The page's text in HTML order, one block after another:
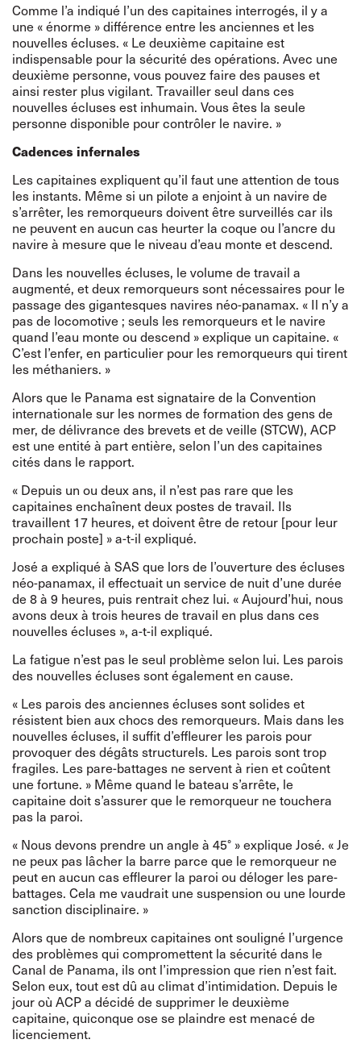
Comme l’a indiqué l’un des capitaines interrogés, il y a
une « énorme » différence entre les anciennes et les
nouvelles écluses. « Le deuxième capitaine est
indispensable pour la sécurité des opérations. Avec une
deuxième personne, vous pouvez faire des pauses et
ainsi rester plus vigilant. Travailler seul dans ces
nouvelles écluses est inhumain. Vous êtes la seule
personne disponible pour contrôler le navire. »
Cadences infernales
Les capitaines expliquent qu’il faut une attention de tous
les instants. Même si un pilote a enjoint à un navire de
s’arrêter, les remorqueurs doivent être surveillés car ils
ne peuvent en aucun cas heurter la coque ou l’ancre du
navire à mesure que le niveau d’eau monte et descend.
Dans les nouvelles écluses, le volume de travail a
augmenté, et deux remorqueurs sont nécessaires pour le
passage des gigantesques navires néo-panamax. « Il n’y a
pas de locomotive ; seuls les remorqueurs et le navire
quand l’eau monte ou descend » explique un capitaine. «
C’est l’enfer, en particulier pour les remorqueurs qui tirent
les méthaniers. »
Alors que le Panama est signataire de la Convention
internationale sur les normes de formation des gens de
mer, de délivrance des brevets et de veille (STCW), ACP
est une entité à part entière, selon l’un des capitaines
cités dans le rapport.
« Depuis un ou deux ans, il n’est pas rare que les
capitaines enchaînent deux postes de travail. Ils
travaillent 17 heures, et doivent être de retour [pour leur
prochain poste] » a-t-il expliqué.
José a expliqué à SAS que lors de l’ouverture des écluses
néo-panamax, il effectuait un service de nuit d’une durée
de 8 à 9 heures, puis rentrait chez lui. « Aujourd’hui, nous
avons deux à trois heures de travail en plus dans ces
nouvelles écluses », a-t-il expliqué.
La fatigue n’est pas le seul problème selon lui. Les parois
des nouvelles écluses sont également en cause.
« Les parois des anciennes écluses sont solides et
résistent bien aux chocs des remorqueurs. Mais dans les
nouvelles écluses, il suffit d’effleurer les parois pour
provoquer des dégâts structurels. Les parois sont trop
fragiles. Les pare-battages ne servent à rien et coûtent
une fortune. » Même quand le bateau s’arrête, le
capitaine doit s’assurer que le remorqueur ne touchera
pas la paroi.
« Nous devons prendre un angle à 45° » explique José. « Je
ne peux pas lâcher la barre parce que le remorqueur ne
peut en aucun cas effleurer la paroi ou déloger les pare-
battages. Cela me vaudrait une suspension ou une lourde
sanction disciplinaire. »
Alors que de nombreux capitaines ont souligné l’urgence
des problèmes qui compromettent la sécurité dans le
Canal de Panama, ils ont l’impression que rien n’est fait.
Selon eux, tout est dû au climat d’intimidation. Depuis le
jour où ACP a décidé de supprimer le deuxième
capitaine, quiconque ose se plaindre est menacé de
licenciement.